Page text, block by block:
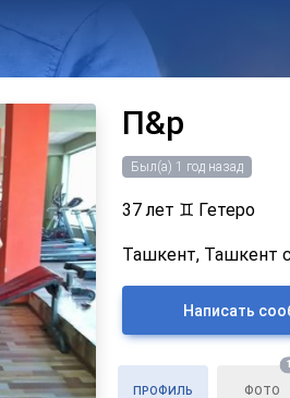
П&р
Был(а) 1 год назад
37 лет ♊ Гетеро
Ташкент, Ташкент
Написать
ПРОФИЛЬ ФОТО
1